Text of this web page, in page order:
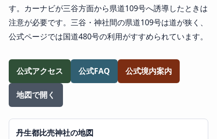
す。カーナビが三谷方面から県道109号へ誘導したときは
注意が必要です。三谷・神社間の県道109号は道が狭く、
公式ページでは国道480号の利用がすすめられています。
公式アクセス 公式FAQ 公式境内案内
地図で開く
丹生都比売神社の地図